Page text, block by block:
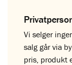
Vi selger
salg går via
pris, produkt